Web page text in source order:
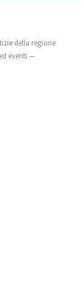
della regione
eventi —